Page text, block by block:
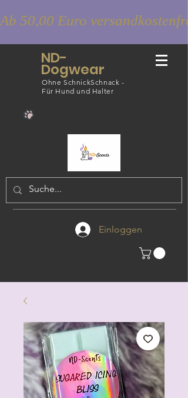
Ab 50,00 Euro versandkostenfrei
ND-
Dogwear
Ohne SchnickSchnack -
Für Hund und Halter
Einloggen